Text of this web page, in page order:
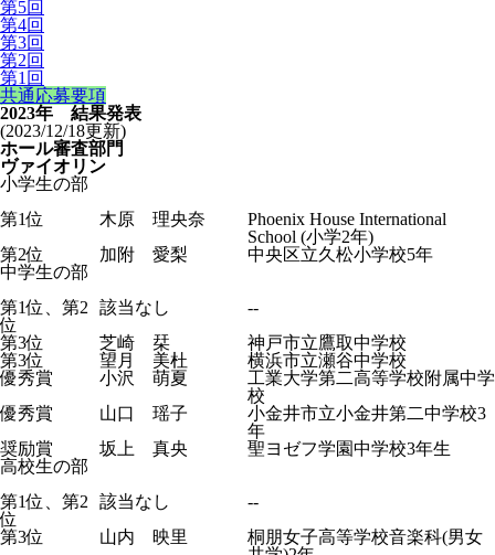
第5回
第4回
第3回
第2回
第1回
共通応募要項
2023年 結果発表
(2023/12/18更新)
ホール審査部門
ヴァイオリン
小学生の部
第1位
木原 理央奈
Phoenix House International
School (小学2年)
第2位
加附 愛梨
中央区立久松小学校5年
中学生の部
第1位、第2
位
該当なし
--
第3位
芝崎 栞
神戸市立鷹取中学校
第3位
望月 美杜
横浜市立瀬谷中学校
優秀賞
小沢 萌夏
工業大学第二高等学校附属中学
校
優秀賞
山口 瑶子
小金井市立小金井第二中学校3
年
奨励賞
坂上 真央
聖ヨゼフ学園中学校3年生
高校生の部
第1位、第2
位
該当なし
--
第3位
山内 映里
桐朋女子高等学校音楽科(男女